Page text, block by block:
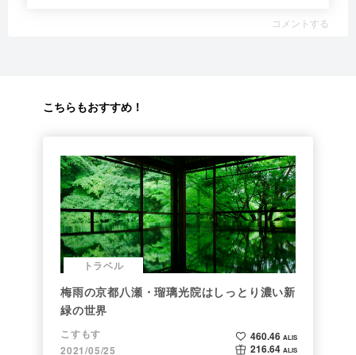
コメントする
こちらもおすすめ！
トラベル
梅雨の京都八瀬・瑠璃光院はしっとり濃い新
緑の世界
こすもす
2021/05/25
460.46 ALIS
216.64 ALIS